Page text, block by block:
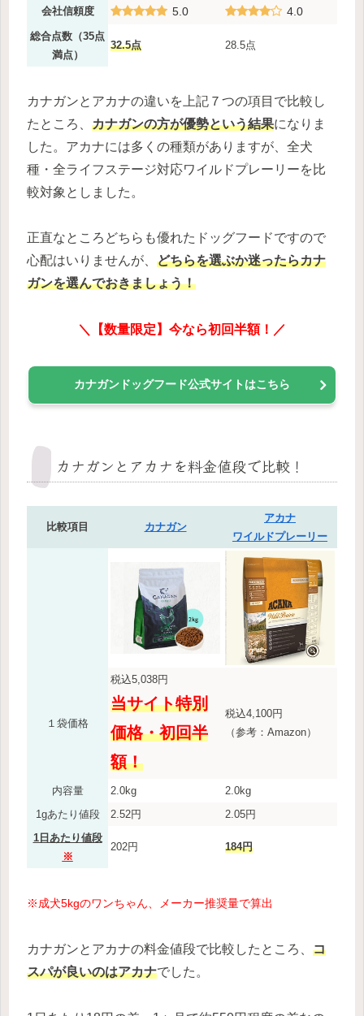
会社信頼度 5.0 4.0
総合点数（35点
満点）
32.5点 28.5点
カナガンとアカナの違いを上記７つの項目で比較し
たところ、 カナガンの方が優勢という結果になりま
した。アカナには多くの種類がありますが、 全犬
種・全ライフステージ対応ワイルドプレーリーを比
較対象としました。
正直なところどちらも優れたドッグフードですので
心配はいりませんが、 どちらを選ぶか迷ったらカナ
ガンを選んでおきましょう！
＼【数量限定】今なら初回半額！／
カナガンドッグフード公式サイトはこちら
カナガンとアカナを料金値段で比較！
比較項目 カナガン
アカナ
ワイルドプレーリー
１袋価格
税込5,038円
当サイト特別
価格・初回半
額！
税込4,100円
（参考：Amazon）
内容量 2.0kg
2.0kg
1gあたり値段
2.52円
2.05円
1日あたり値段
※
202円 184円
※成犬5kgのワンちゃん、メーカー推奨量で算出
カナガンとアカナの料金値段で比較したところ、 コ
スパが良いのはアカナでした。